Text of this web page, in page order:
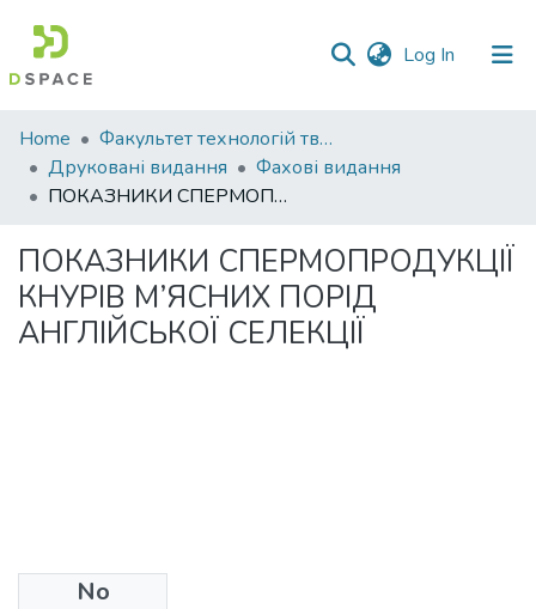
Log In (current)
Communities
&
Collections
Statistics
Home
Факультет технологій тваринництва та продовольства
Друковані видання
Фахові видання
ПОКАЗНИКИ СПЕРМОПРОДУКЦІЇ КНУРІВ М’ЯСНИХ ПОРІД АНГЛІЙСЬКОЇ СЕЛЕКЦІЇ
ПОКАЗНИКИ СПЕРМОПРОДУКЦІЇ
КНУРІВ М’ЯСНИХ ПОРІД
АНГЛІЙСЬКОЇ СЕЛЕКЦІЇ
No